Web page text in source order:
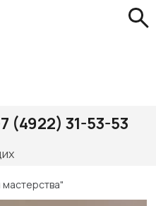
(4922) 31-53-53
мастерства"